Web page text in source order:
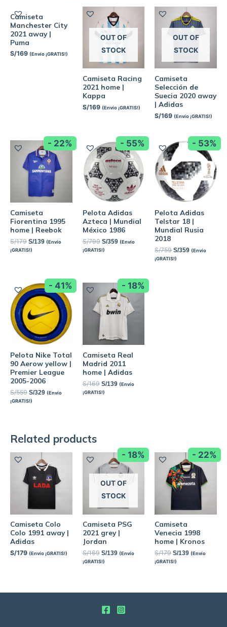
Camiseta
Manchester City
2021 away |
Puma
S/169 (Envío ¡GRATIS!)
OUT OF
STOCK
Camiseta Racing
2021 home |
Kappa
S/169 (Envío ¡GRATIS!)
OUT OF
STOCK
Camiseta
Selección de
Suecia 2020 away
| Adidas
S/169 (Envío ¡GRATIS!)
- 22%
Camiseta
Fiorentina 1995
home | Reebok
S/179 S/139 (Envío
¡GRATIS!)
- 55%
Pelota Adidas
Azteca | Mundial
México 1986
S/799 S/359 (Envío
¡GRATIS!)
- 53%
Pelota Adidas
Telstar 18 |
Mundial Rusia
2018
S/759 S/359 (Envío
¡GRATIS!)
- 41%
Pelota Nike Total
90 Aerow yellow |
Premier League
2005-2006
S/559 S/329 (Envío
¡GRATIS!)
- 18%
Camiseta Real
Madrid 2011
home | Adidas
S/169 S/139 (Envío
¡GRATIS!)
Related products
Camiseta Colo
Colo 1991 away |
Adidas
S/179 (Envío ¡GRATIS!)
- 18%
OUT OF
STOCK
Camiseta PSG
2021 grey |
Jordan
S/169 S/139 (Envío
¡GRATIS!)
- 22%
Camiseta
Venecia 1998
home | Kronos
S/179 S/139 (Envío
¡GRATIS!)